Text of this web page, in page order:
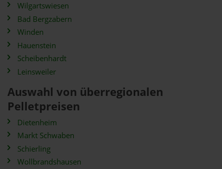
Wilgartswiesen
Bad Bergzabern
Winden
Hauenstein
Scheibenhardt
Leinsweiler
Auswahl von überregionalen
Pelletpreisen
Dietenheim
Markt Schwaben
Schierling
Wollbrandshausen